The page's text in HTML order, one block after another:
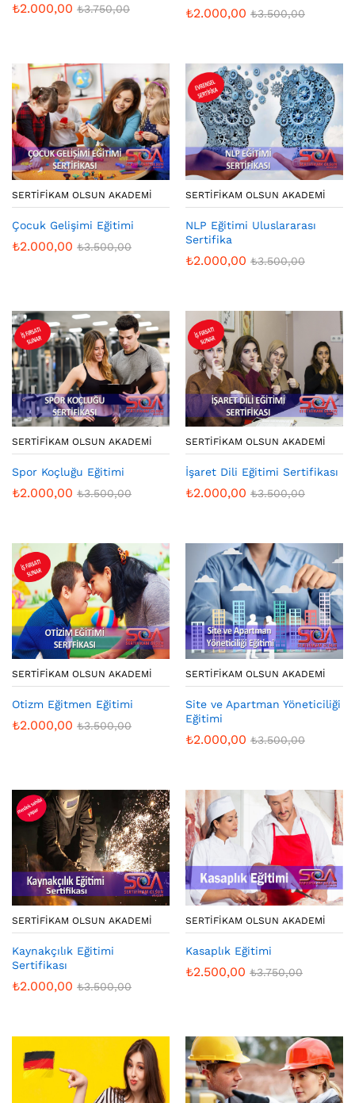
₺2.000,00 ₺3.750,00 ₺2.000,00 ₺3.500,00
SERTIFIKAM OLSUN AKADEMI
Çocuk Gelişimi Eğitimi
₺2.000,00 ₺3.500,00
SERTIFIKAM OLSUN AKADEMI
NLP Eğitimi Uluslararası
Sertifika
₺2.000,00 ₺3.500,00
SERTIFIKAM OLSUN AKADEMI
Spor Koçluğu Eğitimi
₺2.000,00 ₺3.500,00
SERTIFIKAM OLSUN AKADEMI
İşaret Dili Eğitimi Sertifikası
₺2.000,00 ₺3.500,00
SERTIFIKAM OLSUN AKADEMI
Otizm Eğitmen Eğitimi
₺2.000,00 ₺3.500,00
SERTIFIKAM OLSUN AKADEMI
Site ve Apartman Yöneticiliği
Eğitimi
₺2.000,00 ₺3.500,00
SERTIFIKAM OLSUN AKADEMI
Kaynakçılık Eğitimi
Sertifikası
₺2.000,00 ₺3.500,00
SERTIFIKAM OLSUN AKADEMI
Kasaplık Eğitimi
₺2.500,00 ₺3.750,00